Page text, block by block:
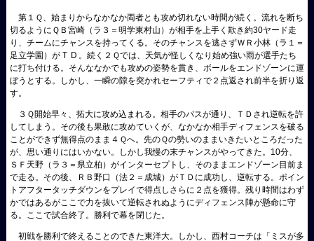
第１Ｑ、始まりからなかなか両者とも攻め切れない時間が続く。流れを断ち
切るようにＱＢ宮崎（ ラ３＝明学東村山）が相手を上手く欺き約30ヤード走
り、チームにチャンスを持ってくる。そのチャンスを逃さずＷＲ小林（ラ１＝
足立学園）がＴＤ 。続く２Ｑでは、天気が怪しくなり始め強い雨が選手たち
に打ち付ける。そんななかでも攻めの姿勢を貫き、ボールをエンドゾーンに運
ぼうとする。しかし、一瞬の隙を突かれセーフティで２点返され前半を折り返
す。
３Ｑ開始早々、拓大に攻め込まれる。相手のパスが通り、ＴＤされ逆転を許
してしまう。 その後も果敢に攻めていくが、 なかなか相手ディフェンスを破る
ことができず無得点のまま４Ｑへ。先のＱの勢いのままいきたいところだった
が、思い通りにはいかない。しかし我慢の末チャンスがやってきた。 10分、
ＳＦ天野（ラ３＝県立柏）がインターセプトし、 そのままエンドゾーン目前ま
で走る。その後、ＲＢ野口（法２＝ 成城）がＴＤに成功し、逆転する。ポイン
トアフタータッチダウンをプレイで得点しさらに２点を獲得。 残り時間はわず
かではあるがここで力を抜いて逆転されぬようにディフェンス陣が懸命に守
る。ここで試合終了。勝利で幕を閉じた。
初戦を勝利で終えることのできた東洋大。しかし、 西村コーチは「ミスが多